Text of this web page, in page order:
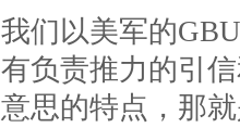
我们以美军的
有负责推力的引
意思的特点，那